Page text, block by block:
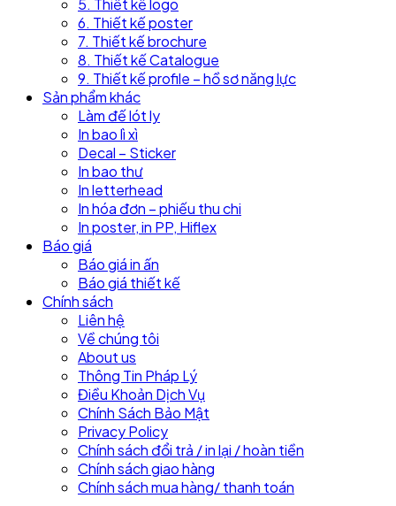
6. Thiết kế poster
7. Thiết kế brochure
8. Thiết kế Catalogue
9. Thiết kế profile – hồ sơ năng lực
Sản phẩm khác
Làm đế lót ly
In bao lì xì
Decal – Sticker
In bao thư
In letterhead
In hóa đơn – phiếu thu chi
In poster, in PP, Hiflex
Báo giá
Báo giá in ấn
Báo giá thiết kế
Chính sách
Liên hệ
Về chúng tôi
About us
Thông Tin Pháp Lý
Điều Khoản Dịch Vụ
Chính Sách Bảo Mật
Privacy Policy
Chính sách đổi trả / in lại / hoàn tiền
Chính sách giao hàng
Chính sách mua hàng/ thanh toán